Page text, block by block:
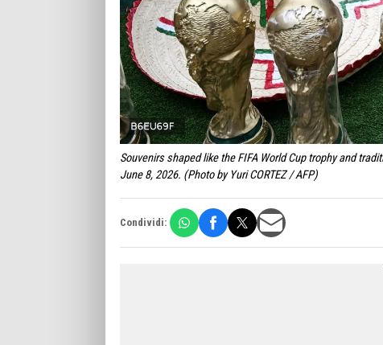
Souvenirs shaped like the FIFA World Cup trophy and
June 8, 2026. (Photo by Yuri CORTEZ / AFP)
Condividi: